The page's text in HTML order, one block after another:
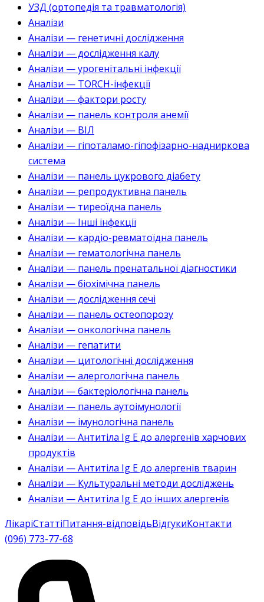
УЗД (ортопедія та травматологія)
Аналізи
Аналізи — генетичні дослідження
Аналізи — дослідження калу
Аналізи — урогенітальні інфекції
Аналізи — TORCH-інфекції
Аналізи — фактори росту
Аналізи — панель контроля анемії
Аналізи — ВІЛ
Аналізи — гіпоталамо-гіпофізарно-надниркова
система
Аналізи — панель цукрового діабету
Аналізи — репродуктивна панель
Аналізи — тиреоїдна панель
Аналізи — Інші інфекції
Аналізи — кардіо-ревматоїдна панель
Аналізи — гематологічна панель
Аналізи — панель пренатальної діагностики
Аналізи — біохімічна панель
Аналізи — дослідження сечі
Аналізи — панель остеопорозу
Аналізи — онкологічна панель
Аналізи — гепатити
Аналізи — цитологічні дослідження
Аналізи — алергологічна панель
Аналізи — бактеріологічна панель
Аналізи — панель аутоімунології
Аналізи — імунологічна панель
Аналізи — Антитіла Ig E до алергенів харчових
продуктів
Аналізи — Антитіла Ig E до алергенів тварин
Аналізи — Культуральні методи досліджень
Аналізи — Антитіла Ig E до інших алергенів
ЛікаріСтаттіПитання-відповідьВідгукиКонтакти
(096) 773-77-68